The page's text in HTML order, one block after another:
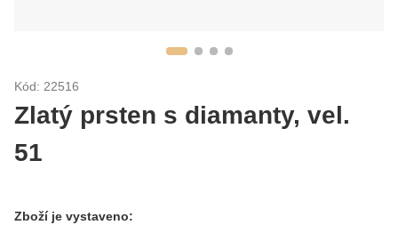
Kód: 22516
Zlatý prsten s diamanty, vel.
51
Zboží je vystaveno: